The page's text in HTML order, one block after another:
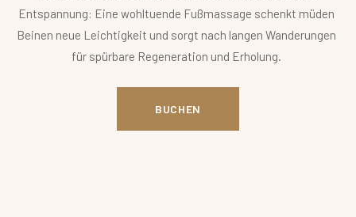
Entspannung: Eine wohltuende Fußmassage schenkt müden
Beinen neue Leichtigkeit und sorgt nach langen Wanderungen
für spürbare Regeneration und Erholung.
BUCHEN